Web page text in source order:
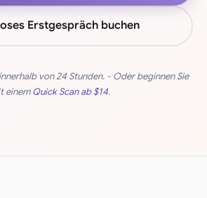
Erstgespräch buchen
von 24 Stunden. - Oder beginnen Sie
einemQuick Scan ab$14.